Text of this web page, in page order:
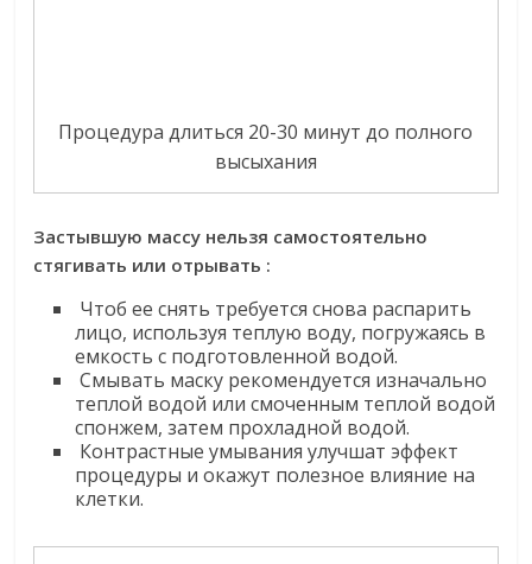
Процедура длиться 20-30 минут до полного
высыхания
Застывшую массу нельзя самостоятельно
стягивать или отрывать :
Чтоб ее снять требуется снова распарить
лицо, используя теплую воду, погружаясь в
емкость с подготовленной водой.
Смывать маску рекомендуется изначально
теплой водой или смоченным теплой водой
спонжем, затем прохладной водой.
Контрастные умывания улучшат эффект
процедуры и окажут полезное влияние на
клетки.